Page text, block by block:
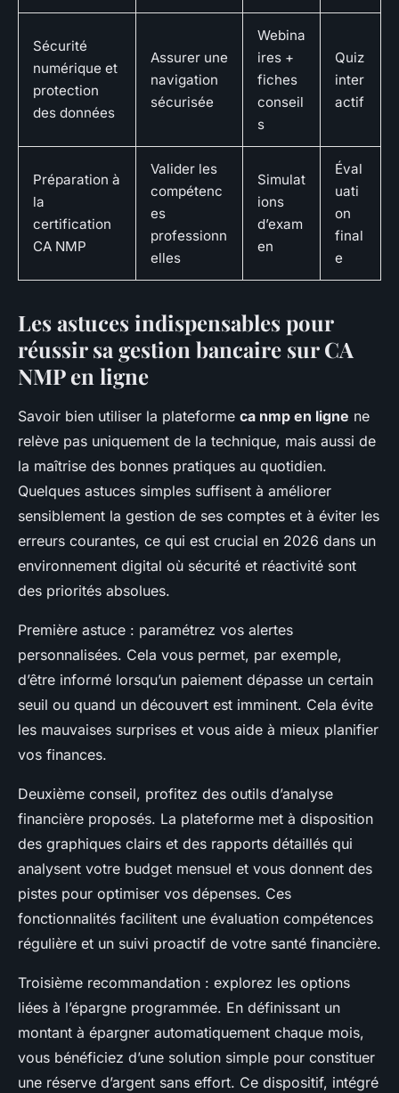
Sécurité
numérique et
protection
des données
Assurer une
navigation
sécurisée
Webina
ires +
fiches
conseil
s
Quiz
inter
actif
Préparation à
la
certification
CA NMP
Valider les
compétenc
es
professionn
elles
Simulat
ions
d’exam
en
Éval
uati
on
final
e
Les astuces indispensables pour
réussir sa gestion bancaire sur CA
NMP en ligne
Savoir bien utiliser la plateforme ca nmp en ligne ne
relève pas uniquement de la technique, mais aussi de
la maîtrise des bonnes pratiques au quotidien.
Quelques astuces simples suffisent à améliorer
sensiblement la gestion de ses comptes et à éviter les
erreurs courantes, ce qui est crucial en 2026 dans un
environnement digital où sécurité et réactivité sont
des priorités absolues.
Première astuce : paramétrez vos alertes
personnalisées. Cela vous permet, par exemple,
d’être informé lorsqu’un paiement dépasse un certain
seuil ou quand un découvert est imminent. Cela évite
les mauvaises surprises et vous aide à mieux planifier
vos finances.
Deuxième conseil, profitez des outils d’analyse
financière proposés. La plateforme met à disposition
des graphiques clairs et des rapports détaillés qui
analysent votre budget mensuel et vous donnent des
pistes pour optimiser vos dépenses. Ces
fonctionnalités facilitent une évaluation compétences
régulière et un suivi proactif de votre santé financière.
Troisième recommandation : explorez les options
liées à l’épargne programmée. En définissant un
montant à épargner automatiquement chaque mois,
vous bénéficiez d’une solution simple pour constituer
une réserve d’argent sans effort. Ce dispositif, intégré